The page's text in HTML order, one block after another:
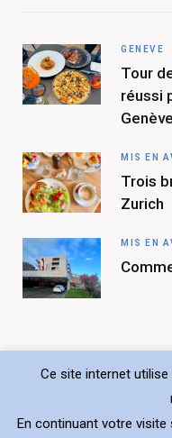
GENÈVE
Tour
réussi
Genève
MIS EN
Trois
Zurich
MIS EN
Copyright © 2026
Ce site internet
En continuant votre